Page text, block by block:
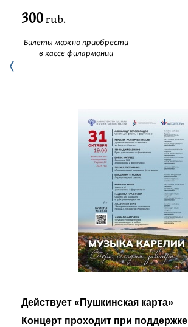
300rub.
Билеты можно приобрести
в кассе филармонии
Действует «Пушкинская карта»
Концерт проходит при поддержке